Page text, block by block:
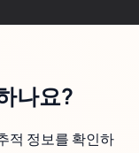
나요?
적 정보를 확인하